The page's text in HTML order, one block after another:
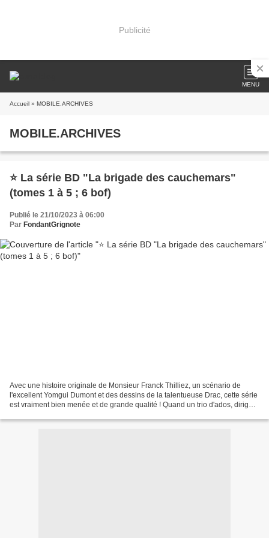
Publicité
MENU
Accueil » MOBILE.ARCHIVES
MOBILE.ARCHIVES
⭐ La série BD "La brigade des cauchemars"
(tomes 1 à 5 ; 6 bof)
Publié le 21/10/2023 à 06:00
Par FondantGrignote
Avec une histoire originale de Monsieur Franck Thilliez, un scénario de
l'excellent Yomgui Dumont et des dessins de la talentueuse Drac, cette série
est vraiment bien menée et de grande qualité ! Quand un trio d'ados, dirigé